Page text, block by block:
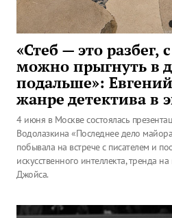
«Стеб — это разбег,
можно прыгнуть в
подальше»:
жанре детектива в
4 июня в Москве состоялась
Водолазкина «Последнее дело
побывала на встрече с писателем и
искусственного интеллекта, тренда
Джойса.